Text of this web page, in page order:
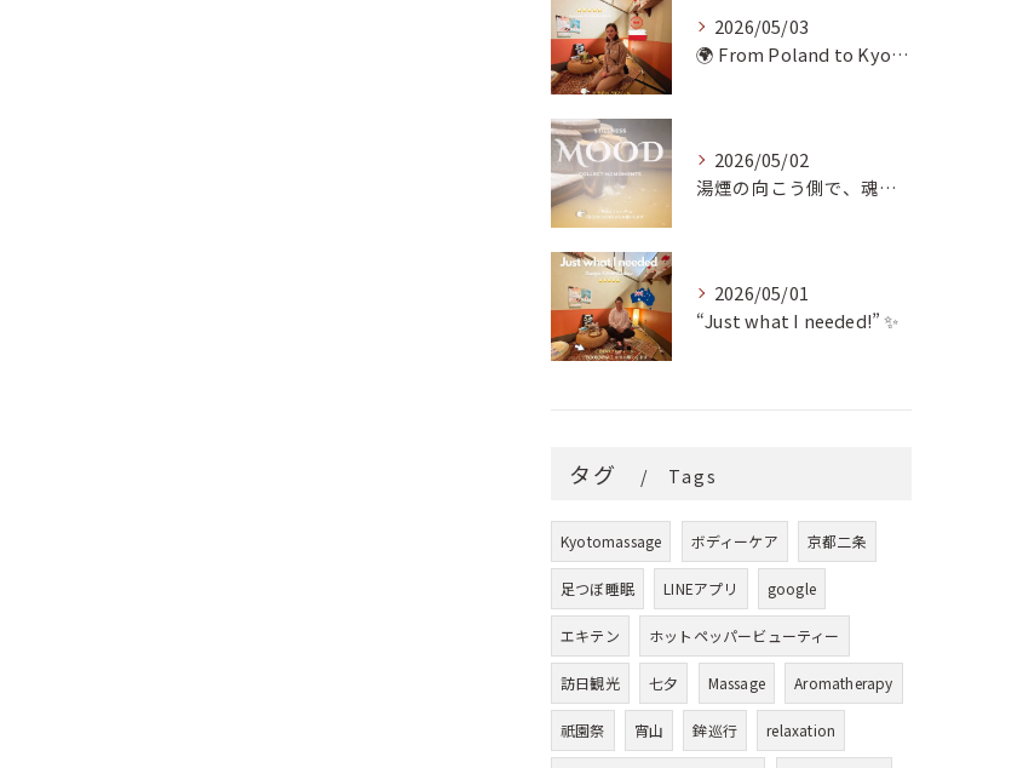
2026/05/03
🌍 From Poland to Kyoto! 🇵🇱✨
2026/05/02
湯煙の向こう側で、魂の輪郭を整える。
2026/05/01
“Just what I needed!” ✨
タグ Tags
Kyotomassage ボディーケア 京都二条
足つぼ睡眠 LINEアプリ google
エキテン ホットペッパービューティー
訪日観光 七夕 Massage Aromatherapy
祇園祭 宵山 鉾巡行 relaxation